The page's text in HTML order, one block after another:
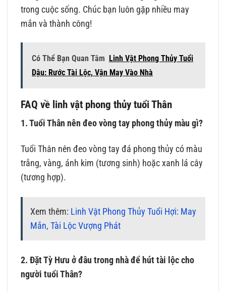
trong cuộc sống. Chúc bạn luôn gặp nhiều may
mắn và thành công!
Có Thể Bạn Quan Tâm
Linh Vật Phong Thủy Tuổi
Dậu: Rước Tài Lộc, Vận May Vào Nhà
FAQ về linh vật phong thủy tuổi Thân
1. Tuổi Thân nên đeo vòng tay phong thủy màu gì?
Tuổi Thân nên đeo vòng tay đá phong thủy có màu
trắng, vàng, ánh kim (tương sinh) hoặc xanh lá cây
(tương hợp).
Xem thêm: Linh Vật Phong Thủy Tuổi Hợi: May
Mắn, Tài Lộc Vượng Phát
2. Đặt Tỳ Hưu ở đâu trong nhà để hút tài lộc cho
người tuổi Thân?